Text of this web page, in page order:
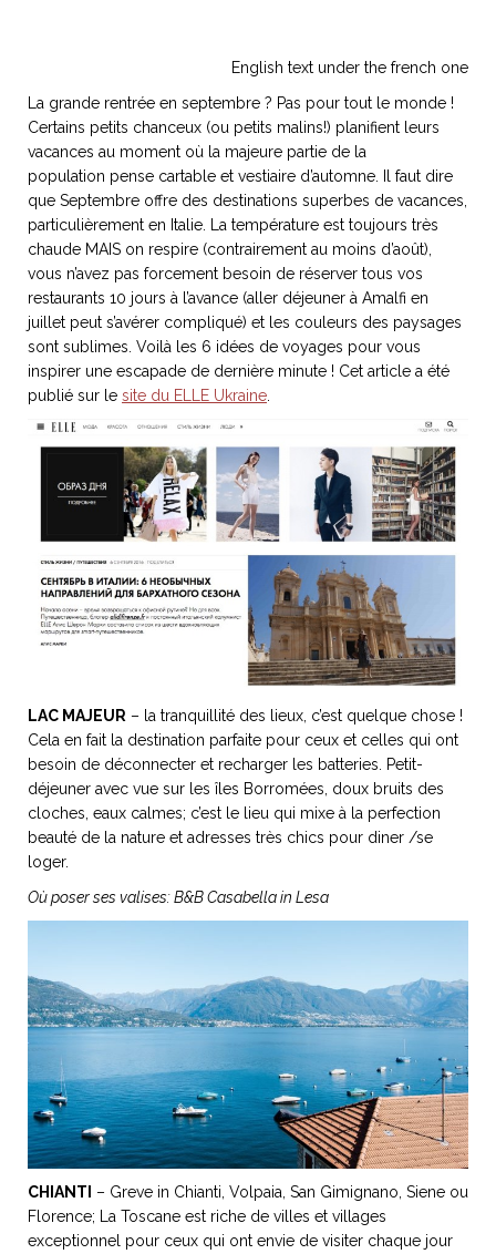
NOS ARTICLES ART ET DESIGN
Burano, la palette
de tous les
superlatifs
du
ART DE VIVRE ITALIEN
Notre palette
Virtuosa Venezia
English text under the french one
La grande rentrée en septembre ? Pas pour tout le monde !
Certains petits chanceux (ou petits malins!) planifient leurs
vacances au moment où la majeure partie de la
population pense cartable et vestiaire d’automne. Il faut dire
que Septembre offre des destinations superbes de vacances,
particulièrement en Italie. La température est toujours très
chaude MAIS on respire (contrairement au moins d’août),
vous n’avez pas forcement besoin de réserver tous vos
restaurants 10 jours à l’avance (aller déjeuner à Amalfi en
juillet peut s’avérer compliqué) et les couleurs des paysages
sont sublimes. Voilà les 6 idées de voyages pour vous
inspirer une escapade de dernière minute ! Cet article a été
publié sur le site du ELLE Ukraine
LAC MAJEUR – la tranquillité des lieux, c’est quelque chose !
Cela en fait la destination parfaite pour ceux et celles qui ont
besoin de déconnecter et recharger les batteries. Petit-
déjeuner avec vue sur les îles Borromées, doux bruits des
cloches, eaux calmes; c’est le lieu qui mixe à la perfection
beauté de la nature et adresses très chics pour diner /se
loger.
Où poser ses valises: B&B Casabella in Lesa
CHIANTI
– Greve in Chianti, Volpaia, San Gimignano, Siene ou
Florence; La Toscane est riche de villes et villages
exceptionnel pour ceux qui ont envie de visiter chaque jour